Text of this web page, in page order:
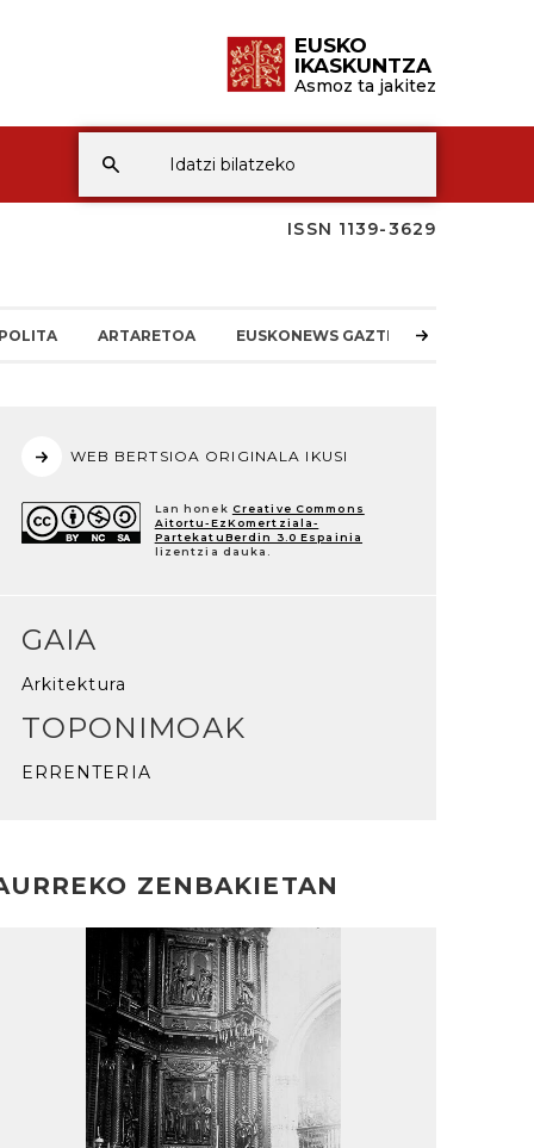
EUSKO
IKASKUNTZA
Asmoz ta jakitez
ISSN 1139-3629
ARTARETOA EUSKONEWS GAZTEA
WEB BERTSIOA ORIGINALA IKUSI
Lan honek Creative Commons
Aitortu-EzKomertziala-
PartekatuBerdin 3.0 Espainia
lizentzia dauka.
GAIA
Arkitektura
TOPONIMOAK
ERRENTERIA
ZENBAKIETAN